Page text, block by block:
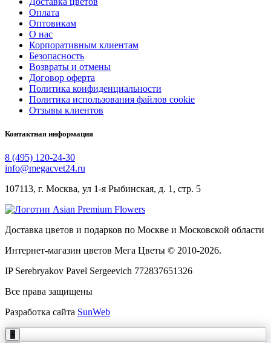
Оплата
Оптовикам
О нас
Корпоративным клиентам
Безопасность
Возвраты и отмены
Договор оферта
Политика конфиденциальности
Политика использования файлов cookie
Отзывы клиентов
Контактная информация
8 (495) 120-24-30
info@megacvet24.ru
107113, г. Москва, ул 1-я Рыбинская, д. 1, стр. 5
Доставка цветов и подарков по Москве и Московской области
Интернет-магазин цветов Мега Цветы © 2010-2026.
IP Serebryakov Pavel Sergeevich 772837651326
Все права защищены
Разработка сайта SunWeb
+